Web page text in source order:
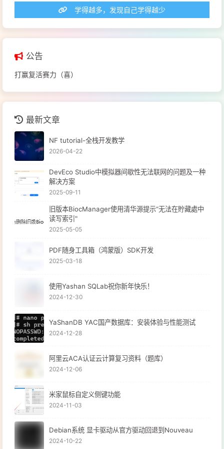
学得越多，发现自己学得越少
公告
打赢复活赛力（喜）
最新文章
NF tutorial-全栈开发教学
2026-04-22
DevEco Studio中模拟器间歇性无法联网的问题及一种
解决方案
2025-09-11
旧版本BiocManager使用清华源提示“无法在貯藏處中
读写索引"
2025-05-05
PDF随身工具箱（鸿蒙版）SDK开发
2025-03-18
使用Yashan SQLab祝你新年快乐！
2024-12-30
YaShanDB YAC国产数据库：安装体验与性能测试
2024-12-28
阿里云ACA认证云计算复习资料（题库）
2024-12-06
米家鼠标自定义侧键功能
2024-11-03
Debian系统 显卡驱动从官方驱动回退到Nouveau
2024-10-22